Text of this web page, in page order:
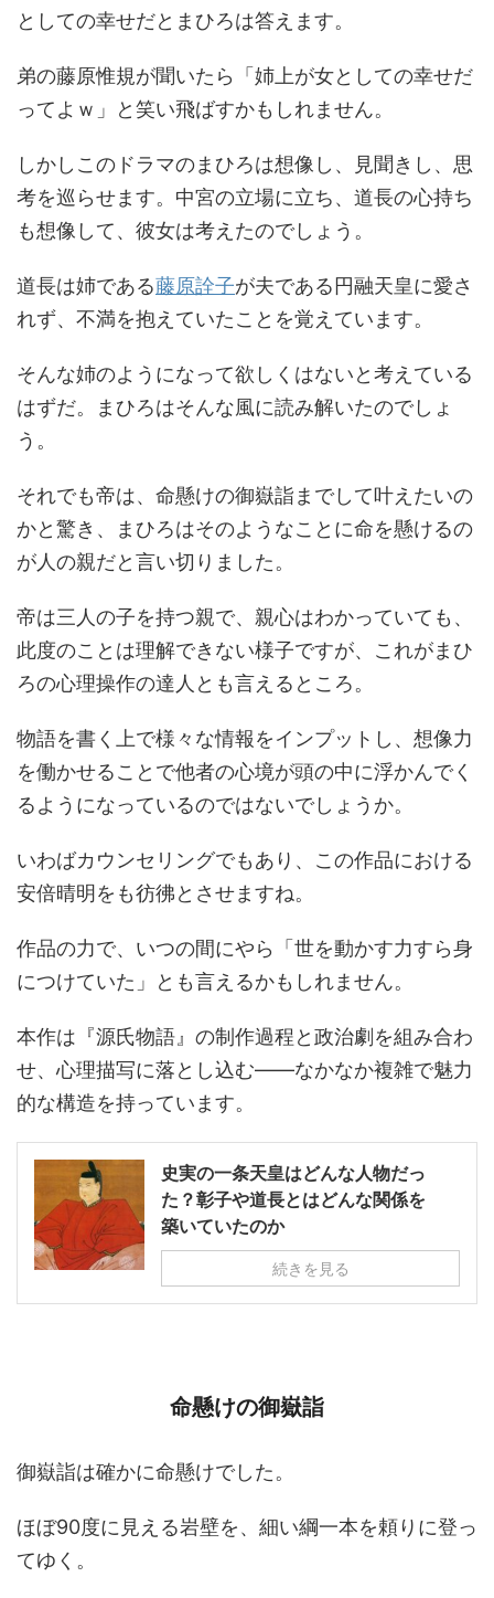
としての幸せだとまひろは答えます。
弟の藤原惟規が聞いたら「姉上が女としての幸せだ
ってよｗ」と笑い飛ばすかもしれません。
しかしこのドラマのまひろは想像し、見聞きし、思
考を巡らせます。中宮の立場に立ち、道長の心持ち
も想像して、彼女は考えたのでしょう。
道長は姉である藤原詮子が夫である円融天皇に愛さ
れず、不満を抱えていたことを覚えています。
そんな姉のようになって欲しくはないと考えている
はずだ。まひろはそんな風に読み解いたのでしょ
う。
それでも帝は、命懸けの御嶽詣までして叶えたいの
かと驚き、まひろはそのようなことに命を懸けるの
が人の親だと言い切りました。
帝は三人の子を持つ親で、親心はわかっていても、
此度のことは理解できない様子ですが、これがまひ
ろの心理操作の達人とも言えるところ。
物語を書く上で様々な情報をインプットし、想像力
を働かせることで他者の心境が頭の中に浮かんでく
るようになっているのではないでしょうか。
いわばカウンセリングでもあり、この作品における
安倍晴明をも彷彿とさせますね。
作品の力で、いつの間にやら「世を動かす力すら身
につけていた」とも言えるかもしれません。
本作は『源氏物語』の制作過程と政治劇を組み合わ
せ、心理描写に落とし込む――なかなか複雑で魅力
的な構造を持っています。
史実の一条天皇はどんな人物だっ
た？彰子や道長とはどんな関係を
築いていたのか
続きを見る
命懸けの御嶽詣
御嶽詣は確かに命懸けでした。
ほぼ90度に見える岩壁を、細い綱一本を頼りに登っ
てゆく。